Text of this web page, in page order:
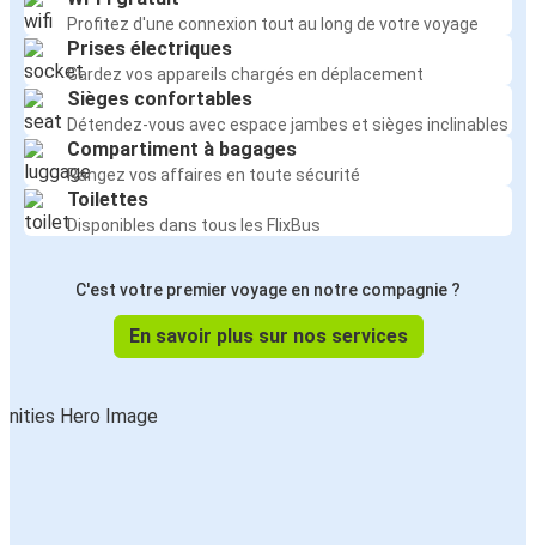
Profitez d'une connexion tout au long de votre voyage
Prises électriques
Gardez vos appareils chargés en déplacement
Sièges confortables
Détendez-vous avec espace jambes et sièges inclinables
Compartiment à bagages
Rangez vos affaires en toute sécurité
Toilettes
Disponibles dans tous les FlixBus
C'est votre premier voyage en notre compagnie ?
En savoir plus sur nos services